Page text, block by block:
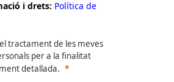
i drets: Política de
tractament de les meves
per a la finalitat
detallada.